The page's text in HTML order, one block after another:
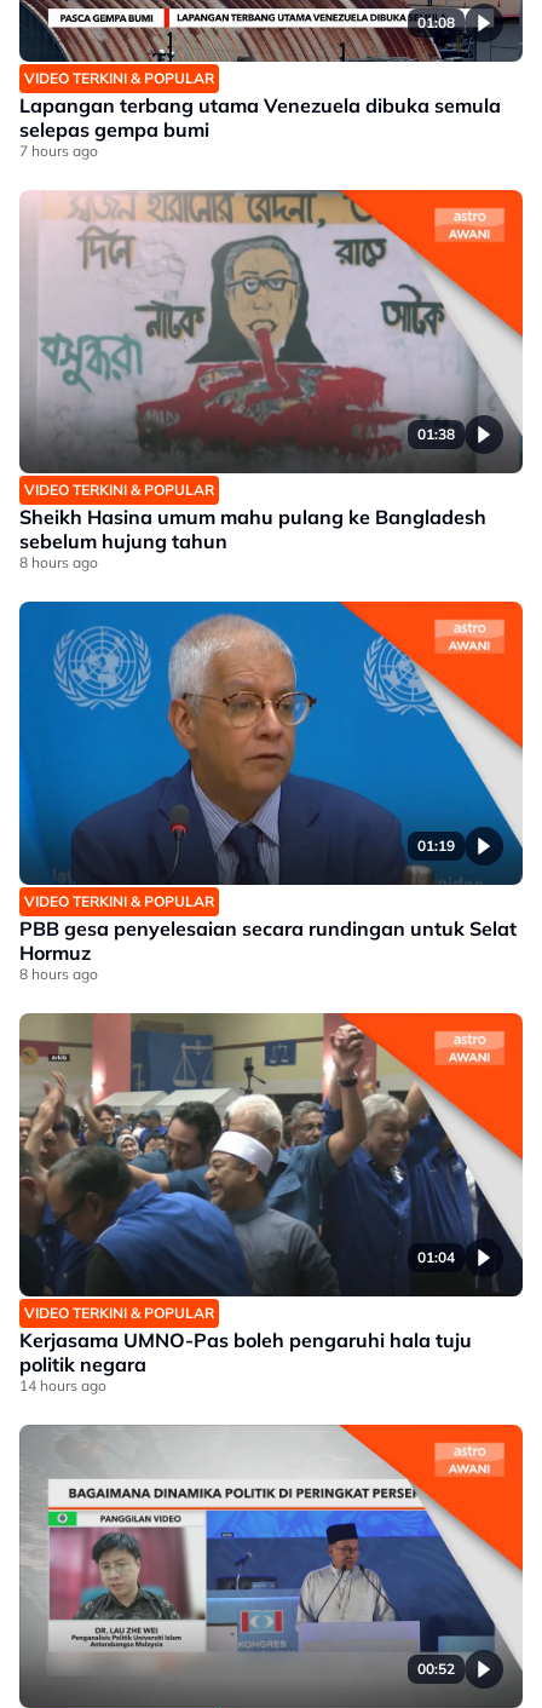
01:08
VIDEO TERKINI & POPULAR
Lapangan terbang utama Venezuela dibuka semula
selepas gempa bumi
7 hours ago
01:38
VIDEO TERKINI & POPULAR
Sheikh Hasina umum mahu pulang ke Bangladesh
sebelum hujung tahun
8 hours ago
01:19
VIDEO TERKINI & POPULAR
PBB gesa penyelesaian secara rundingan untuk Selat
Hormuz
8 hours ago
01:04
VIDEO TERKINI & POPULAR
Kerjasama UMNO-Pas boleh pengaruhi hala tuju
politik negara
14 hours ago
00:52